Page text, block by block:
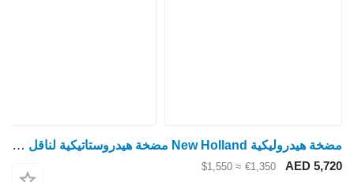
مضخة هيدروليكية New Holland مضخة هيدروستاتيكية لناقل الحركة Cvx T7040 وT7 وT700 للأجزاء 8772 87724314 لـ جرار بعجلات
AED 5,720
€1,350
≈ $1,550